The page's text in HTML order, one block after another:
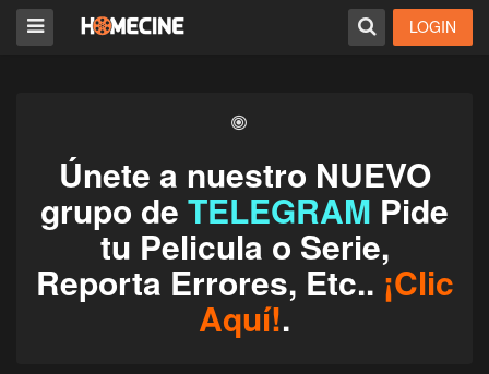
LOGIN
Únete a nuestro NUEVO
grupo de TELEGRAM Pide
tu Pelicula o Serie,
Reporta Errores, Etc.. ¡Clic
Aquí!.